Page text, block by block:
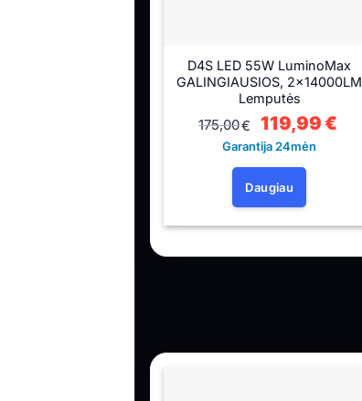
D4S LED 55W LuminoMax
GALINGIAUSIOS, 2x14000LM
Lemputės
175,00€
Original
price
was:
175,00€.
119,99€
Garantija 24mėn
Daugiau